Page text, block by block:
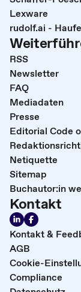
Lexware
rudolf.ai -
RSS
Newsletter
FAQ
Mediadaten
Presse
Editorial Code
Netiquette
Sitemap
Buchautor:in
Kontakt
Kontakt &
AGB
Cookie-
Compliance